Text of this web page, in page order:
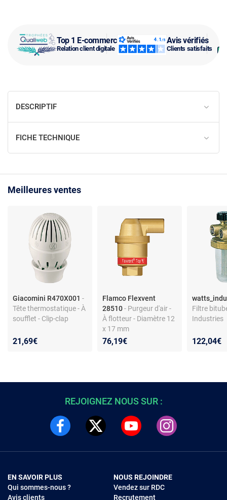
Top 1 E-commerce
Relation client digitale
Avis vérifiés
Clients satisfaits
DESCRIPTIF
FICHE TECHNIQUE
Meilleures ventes
Giacomini R470X001 -
Tête thermostatique - À
soufflet - Clip-clap
21,69€
Flamco Flexvent
28510- Purgeur d'air -
À flotteur - Diamètre 12
x 17 mm
76,19€
Filtre
Industries
122,04€
REJOIGNEZ NOUS SUR :
EN SAVOIR PLUS
Qui sommes-nous ?
Avis clients
NOUS REJOINDRE
Vendez sur RDC
Recrutement